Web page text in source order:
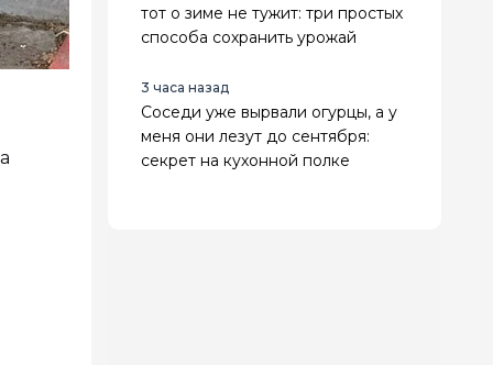
тот о зиме не тужит: три простых
способа сохранить урожай
3 часа назад
Соседи уже вырвали огурцы, а у
меня они лезут до сентября:
секрет на кухонной полке